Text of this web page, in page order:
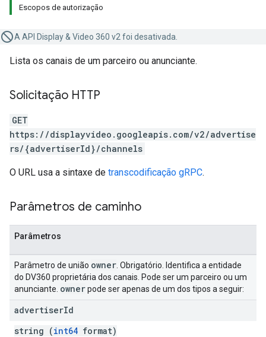
Escopos de autorização
A API Display & Video 360 v2 foi desativada.
Lista os canais de um parceiro ou anunciante.
Solicitação HTTP
GET
https://displayvideo.googleapis.com/v2/advertise
rs/{advertiserId}/channels
O URL usa a sintaxe de transcodificação gRPC.
Parâmetros de caminho
Parâmetros
Parâmetro de união owner . Obrigatório. Identifica a entidade
do DV360 proprietária dos canais. Pode ser um parceiro ou um
anunciante. ownerpode ser apenas de um dos tipos a seguir:
advertiserId
string (int64 format)